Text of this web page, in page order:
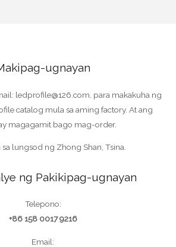
ugnayan
ledprofile@126.com, para makakuha ng
catalog mula sa aming factory. At ang
magagamit bago mag-order.
lungsod ng Zhong Shan, Tsina.
ng Pakikipag-ugnayan
Telepono:
+86 158 0017 9216
Email: